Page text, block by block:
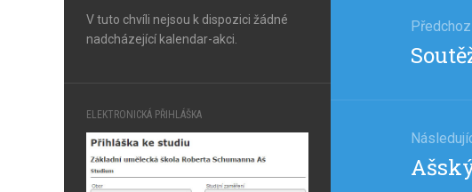
V tuto chvíli nejsou k dispozici žádné
nadcházející kalendar-akci.
ELEKTRONICKÁ PŘIHLÁŠKA
příspěvek
příspěvek: